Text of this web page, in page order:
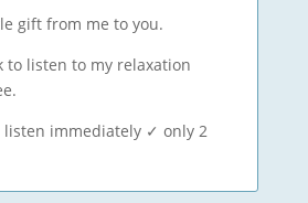
gift from me to you.
to listen to my relaxation
immediately ✓ only 2